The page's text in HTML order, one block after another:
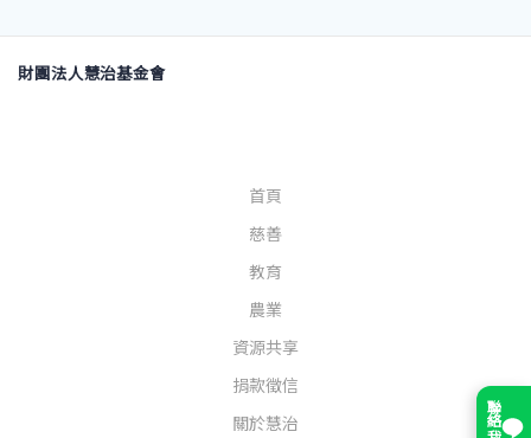
財團法人慧治基金會
首頁
慈善
教育
農業
資源共享
捐款徵信
關於慧治